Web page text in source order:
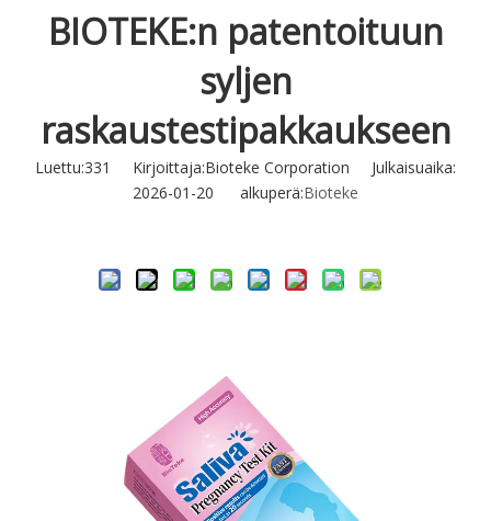
BIOTEKE:n patentoituun
syljen
raskaustestipakkaukseen
Luettu:331
Kirjoittaja:Bioteke Corporation Julkaisuaika:
2026-01-20 alkuperä:Bioteke